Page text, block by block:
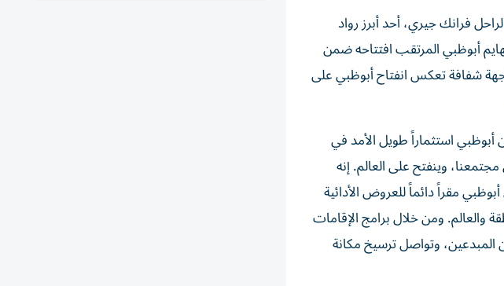
فرانك جيري، أحد أبرز رواد
أبوظبي المرتقب افتتاحه ضمن
شفافة تعكس انفتاح أبوظبي على
أبوظبي استثماراً طويل الأمد في
وينفتح على العالم. إنه
مقراً دائماً للعروض الأدائية
والعالم. ومن خلال برامج الإقامات
المبدعين، وتواصل ترسيخ مكانة